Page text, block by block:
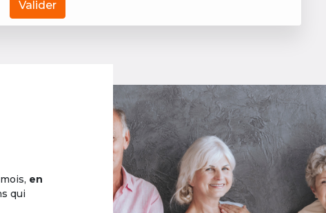
Valider
en
qui